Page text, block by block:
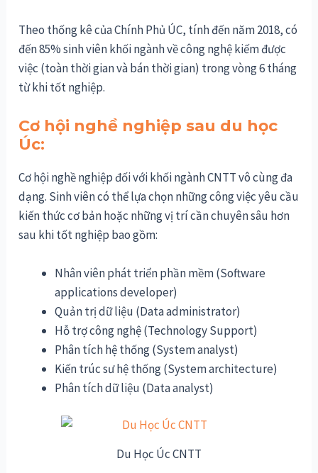
Theo thống kê của Chính Phủ ÚC, tính đến năm 2018, có
đến 85% sinh viên khối ngành về công nghệ kiếm được
việc (toàn thời gian và bán thời gian) trong vòng 6 tháng
từ khi tốt nghiệp.
Cơ hội nghề nghiệp sau du học
Úc:
Cơ hội nghề nghiệp đối với khối ngành CNTT vô cùng đa
dạng. Sinh viên có thể lựa chọn những công việc yêu cầu
kiến thức cơ bản hoặc những vị trí cần chuyên sâu hơn
sau khi tốt nghiệp bao gồm:
Nhân viên phát triển phần mềm (Software
applications developer)
Quản trị dữ liệu (Data administrator)
Hỗ trợ công nghệ (Technology Support)
Phân tích hệ thống (System analyst)
Kiến trúc sư hệ thống (System architecture)
Phân tích dữ liệu (Data analyst)
Du Học Úc CNTT